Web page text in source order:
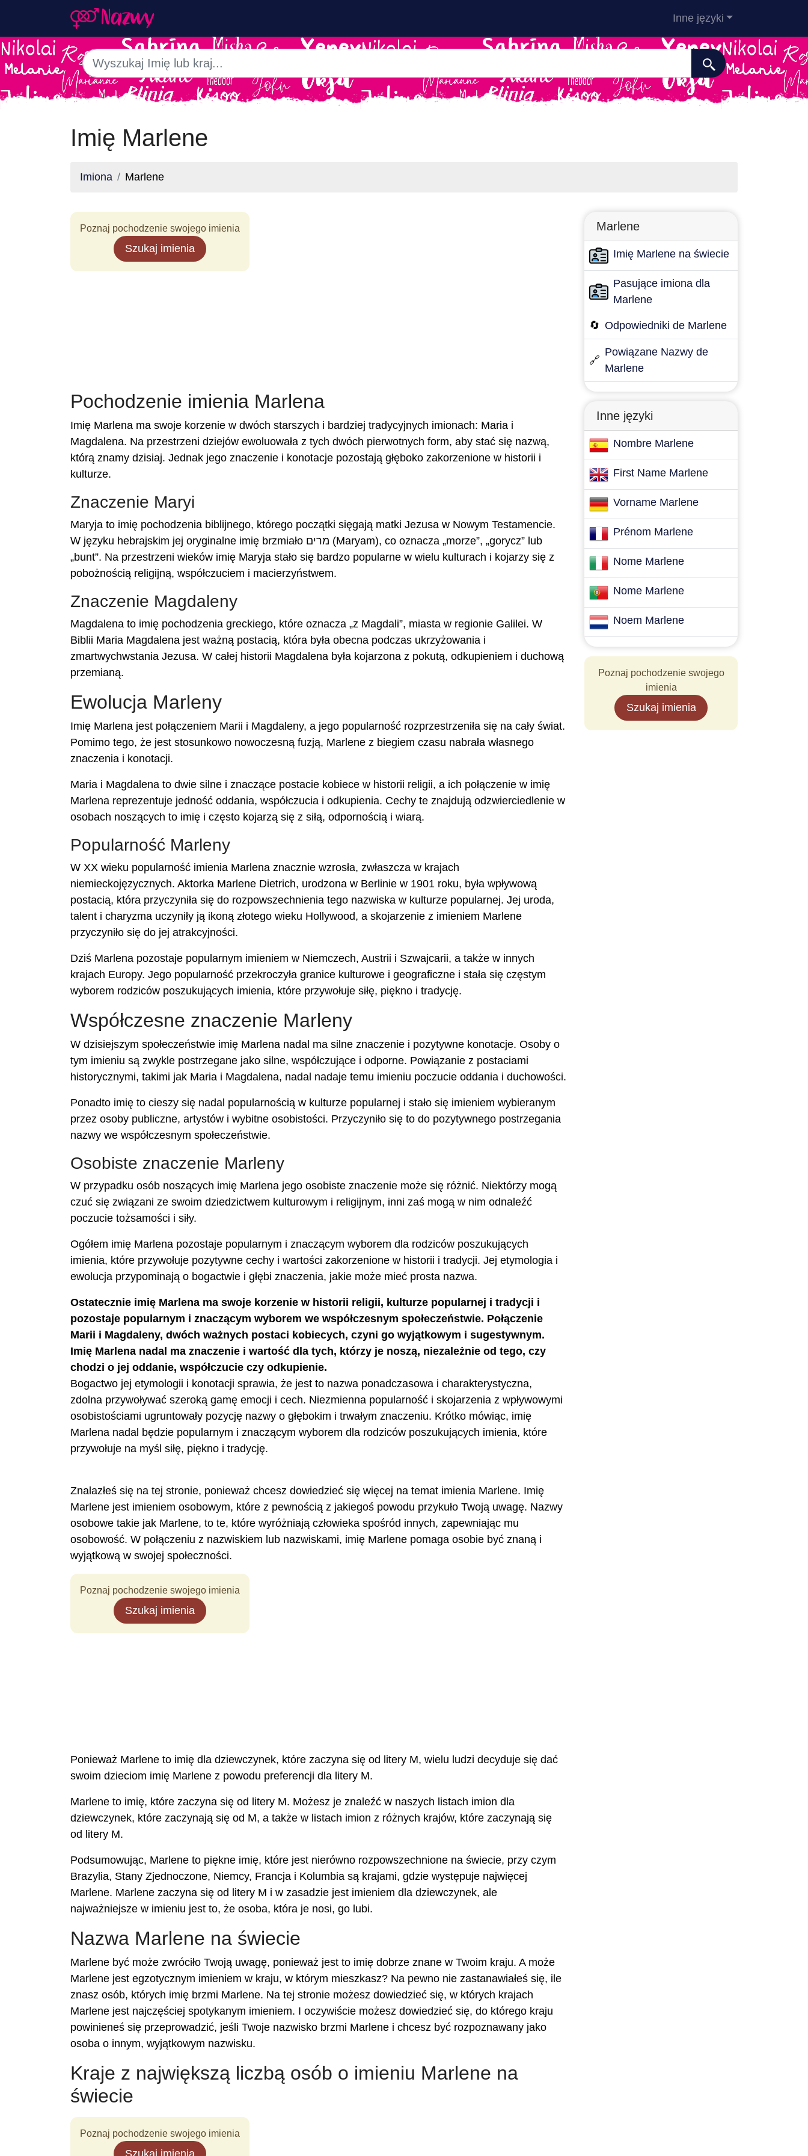
Inne języki
Imię Marlene
Imiona Marlene
Poznaj pochodzenie swojego imienia
Szukaj imienia
Pochodzenie imienia Marlena
Imię Marlena ma swoje korzenie w dwóch starszych i bardziej tradycyjnych imionach: Maria i
Magdalena. Na przestrzeni dziejów ewoluowała z tych dwóch pierwotnych form, aby stać się nazwą,
którą znamy dzisiaj. Jednak jego znaczenie i konotacje pozostają głęboko zakorzenione w historii i
kulturze.
Znaczenie Maryi
Maryja to imię pochodzenia biblijnego, którego początki sięgają matki Jezusa w Nowym Testamencie.
W języku hebrajskim jej oryginalne imię brzmiało מרים (Maryam), co oznacza „morze”, „gorycz” lub
„bunt”. Na przestrzeni wieków imię Maryja stało się bardzo popularne w wielu kulturach i kojarzy się z
pobożnością religijną, współczuciem i macierzyństwem.
Znaczenie Magdaleny
Magdalena to imię pochodzenia greckiego, które oznacza „z Magdali”, miasta w regionie Galilei. W
Biblii Maria Magdalena jest ważną postacią, która była obecna podczas ukrzyżowania i
zmartwychwstania Jezusa. W całej historii Magdalena była kojarzona z pokutą, odkupieniem i duchową
przemianą.
Ewolucja Marleny
Imię Marlena jest połączeniem Marii i Magdaleny, a jego popularność rozprzestrzeniła się na cały świat.
Pomimo tego, że jest stosunkowo nowoczesną fuzją, Marlene z biegiem czasu nabrała własnego
znaczenia i konotacji.
Maria i Magdalena to dwie silne i znaczące postacie kobiece w historii religii, a ich połączenie w imię
Marlena reprezentuje jedność oddania, współczucia i odkupienia. Cechy te znajdują odzwierciedlenie w
osobach noszących to imię i często kojarzą się z siłą, odpornością i wiarą.
Popularność Marleny
W XX wieku popularność imienia Marlena znacznie wzrosła, zwłaszcza w krajach
niemieckojęzycznych. Aktorka Marlene Dietrich, urodzona w Berlinie w 1901 roku, była wpływową
postacią, która przyczyniła się do rozpowszechnienia tego nazwiska w kulturze popularnej. Jej uroda,
talent i charyzma uczyniły ją ikoną złotego wieku Hollywood, a skojarzenie z imieniem Marlene
przyczyniło się do jej atrakcyjności.
Dziś Marlena pozostaje popularnym imieniem w Niemczech, Austrii i Szwajcarii, a także w innych
krajach Europy. Jego popularność przekroczyła granice kulturowe i geograficzne i stała się częstym
wyborem rodziców poszukujących imienia, które przywołuje siłę, piękno i tradycję.
Współczesne znaczenie Marleny
W dzisiejszym społeczeństwie imię Marlena nadal ma silne znaczenie i pozytywne konotacje. Osoby o
tym imieniu są zwykle postrzegane jako silne, współczujące i odporne. Powiązanie z postaciami
historycznymi, takimi jak Maria i Magdalena, nadal nadaje temu imieniu poczucie oddania i duchowości.
Ponadto imię to cieszy się nadal popularnością w kulturze popularnej i stało się imieniem wybieranym
przez osoby publiczne, artystów i wybitne osobistości. Przyczyniło się to do pozytywnego postrzegania
nazwy we współczesnym społeczeństwie.
Osobiste znaczenie Marleny
W przypadku osób noszących imię Marlena jego osobiste znaczenie może się różnić. Niektórzy mogą
czuć się związani ze swoim dziedzictwem kulturowym i religijnym, inni zaś mogą w nim odnaleźć
poczucie tożsamości i siły.
Ogółem imię Marlena pozostaje popularnym i znaczącym wyborem dla rodziców poszukujących
imienia, które przywołuje pozytywne cechy i wartości zakorzenione w historii i tradycji. Jej etymologia i
ewolucja przypominają o bogactwie i głębi znaczenia, jakie może mieć prosta nazwa.
Ostatecznie imię Marlena ma swoje korzenie w historii religii, kulturze popularnej i tradycji i
pozostaje popularnym i znaczącym wyborem we współczesnym społeczeństwie. Połączenie
Marii i Magdaleny, dwóch ważnych postaci kobiecych, czyni go wyjątkowym i sugestywnym.
Imię Marlena nadal ma znaczenie i wartość dla tych, którzy je noszą, niezależnie od tego, czy
chodzi o jej oddanie, współczucie czy odkupienie.
Bogactwo jej etymologii i konotacji sprawia, że ​​jest to nazwa ponadczasowa i charakterystyczna,
zdolna przywoływać szeroką gamę emocji i cech. Niezmienna popularność i skojarzenia z wpływowymi
osobistościami ugruntowały pozycję nazwy o głębokim i trwałym znaczeniu. Krótko mówiąc, imię
Marlena nadal będzie popularnym i znaczącym wyborem dla rodziców poszukujących imienia, które
przywołuje na myśl siłę, piękno i tradycję.
Znalazłeś się na tej stronie, ponieważ chcesz dowiedzieć się więcej na temat imienia Marlene. Imię
Marlene jest imieniem osobowym, które z pewnością z jakiegoś powodu przykuło Twoją uwagę. Nazwy
osobowe takie jak Marlene, to te, które wyróżniają człowieka spośród innych, zapewniając mu
osobowość. W połączeniu z nazwiskiem lub nazwiskami, imię Marlene pomaga osobie być znaną i
wyjątkową w swojej społeczności.
Poznaj pochodzenie swojego imienia
Szukaj imienia
Ponieważ Marlene to imię dla dziewczynek, które zaczyna się od litery M, wielu ludzi decyduje się dać
swoim dzieciom imię Marlene z powodu preferencji dla litery M.
Marlene to imię, które zaczyna się od litery M. Możesz je znaleźć w naszych listach imion dla
dziewczynek, które zaczynają się od M, a także w listach imion z różnych krajów, które zaczynają się
od litery M.
Podsumowując, Marlene to piękne imię, które jest nierówno rozpowszechnione na świecie, przy czym
Brazylia, Stany Zjednoczone, Niemcy, Francja i Kolumbia są krajami, gdzie występuje najwięcej
Marlene. Marlene zaczyna się od litery M i w zasadzie jest imieniem dla dziewczynek, ale
najważniejsze w imieniu jest to, że osoba, która je nosi, go lubi.
Nazwa Marlene na świecie
Marlene być może zwróciło Twoją uwagę, ponieważ jest to imię dobrze znane w Twoim kraju. A może
Marlene jest egzotycznym imieniem w kraju, w którym mieszkasz? Na pewno nie zastanawiałeś się, ile
znasz osób, których imię brzmi Marlene. Na tej stronie możesz dowiedzieć się, w których krajach
Marlene jest najczęściej spotykanym imieniem. I oczywiście możesz dowiedzieć się, do którego kraju
powinieneś się przeprowadzić, jeśli Twoje nazwisko brzmi Marlene i chcesz być rozpoznawany jako
osoba o innym, wyjątkowym nazwisku.
Kraje z największą liczbą osób o imieniu Marlene na
świecie
Poznaj pochodzenie swojego imienia
Szukaj imienia
Marlene
Imię Marlene na świecie
Pasujące imiona dla
Marlene
🔄 Odpowiedniki de Marlene
🔗
Powiązane Nazwy de
Marlene
Inne języki
Nombre Marlene
First Name Marlene
Vorname Marlene
Prénom Marlene
Nome Marlene
Nome Marlene
Noem Marlene
Poznaj pochodzenie swojego
imienia
Szukaj imienia